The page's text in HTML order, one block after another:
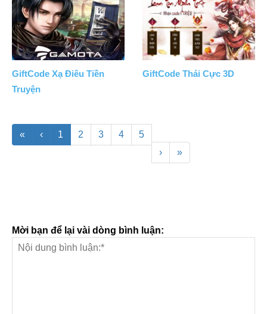
GiftCode Xạ Điêu Tiền
Truyện
GiftCode Thái Cực 3D
« ‹ 1 2 3 4
5
›
»
Mời bạn để lại vài dòng bình luận: